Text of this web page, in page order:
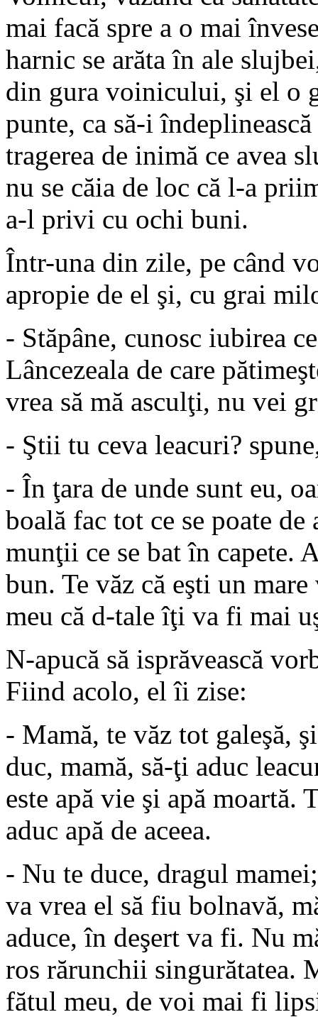
mai facă spre a o mai
harnic se arăta în ale
din gura voinicului, şi el o
punte, ca să-i
tragerea de inimă ce avea
nu se căia de loc că l-a
a-l privi cu ochi buni.
Într-una din zile, pe când
apropie de el şi, cu grai
- Stăpâne, cunosc iubirea
Lâncezeala de care
vrea să mă asculţi, nu vei
- Ştii tu ceva leacuri?
- În ţara de unde sunt eu,
boală fac tot ce se poate
munţii ce se bat în capete.
bun. Te văz că eşti un
meu că d-tale îţi va fi mai
N-apucă să isprăvească
Fiind acolo, el îi zise:
- Mamă, te văz tot galeşă,
duc, mamă, să-ţi aduc
este apă vie şi apă moartă.
aduc apă de aceea.
- Nu te duce, dragul
va vrea el să fiu bolnavă,
aduce, în deşert va fi. Nu
ros rărunchii singurătatea.
fătul meu, de voi mai fi